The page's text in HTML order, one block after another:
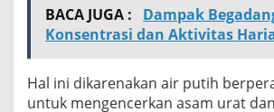
BACA JUGA :
Dampak
Konsentrasi dan Aktivitas
Hal ini dikarenakan air putih
untuk mengencerkan asam urat